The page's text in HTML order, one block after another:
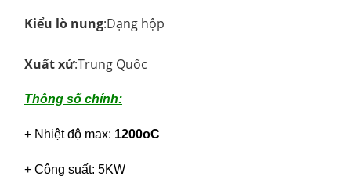
Kiểu lò nung:Dạng hộp
Xuất xứ:Trung Quốc
Thông số chính:
+ Nhiệt độ max: 1200oC
+ Công suất: 5KW